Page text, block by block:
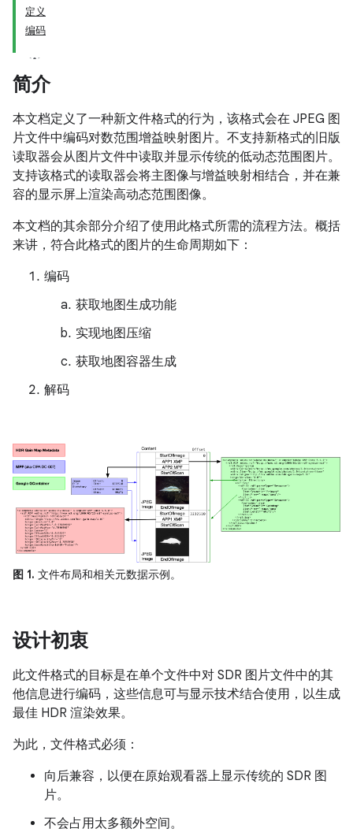
定义
编码
简介
本文档定义了一种新文件格式的行为，该格式会在 JPEG 图
片文件中编码对数范围增益映射图片。不支持新格式的旧版
读取器会从图片文件中读取并显示传统的低动态范围图片。
支持该格式的读取器会将主图像与增益映射相结合，并在兼
容的显示屏上渲染高动态范围图像。
本文档的其余部分介绍了使用此格式所需的流程方法。概括
来讲，符合此格式的图片的生命周期如下：
编码
获取地图生成功能
实现地图压缩
获取地图容器生成
解码
图 1. 文件布局和相关元数据示例。
设计初衷
此文件格式的目标是在单个文件中对 SDR 图片文件中的其
他信息进行编码，这些信息可与显示技术结合使用，以生成
最佳 HDR 渲染效果。
为此，文件格式必须：
向后兼容，以便在原始观看器上显示传统的 SDR 图
片。
不会占用太多额外空间。